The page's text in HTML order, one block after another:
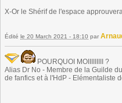
X-Or le Shérif de l'espace
Édité le 20 March 2021 - 18:10 par
POURQUOI MOIIIIIIIII ?
Alias Dr No - Membre de la Guilde
de fanfics et à l'HdP - Elémentaliste